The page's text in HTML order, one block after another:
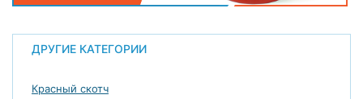
ДРУГИЕ КАТЕГОРИИ
Красный скотч